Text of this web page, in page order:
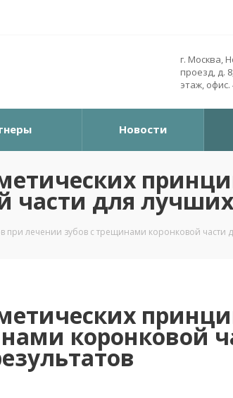
г. Москва,
проезд, д.
этаж, офис.
Новости
для
лечении зубов с трещинами коронковой части
коронковой